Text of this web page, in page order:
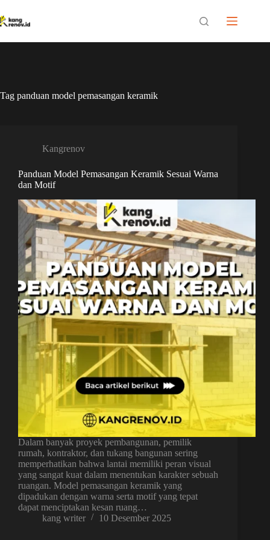
to
content
Tag panduan model pemasangan keramik
Kangrenov
Panduan Model Pemasangan Keramik Sesuai Warna
dan Motif
Dalam banyak proyek pembangunan, pemilik
rumah, kontraktor, dan tukang bangunan sering
memperhatikan bahwa lantai memiliki peran visual
yang sangat kuat dalam menentukan karakter sebuah
ruangan. Model pemasangan keramik yang
dipadukan dengan warna serta motif yang tepat
dapat menciptakan kesan ruang…
kang writer
10 Desember 2025